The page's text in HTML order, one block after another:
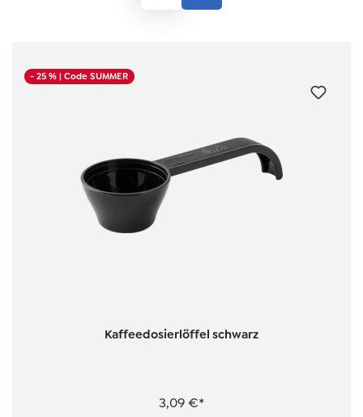
- 25 %| Code SUMMER
Kaffeedosierlöffel schwarz
3,09 €*